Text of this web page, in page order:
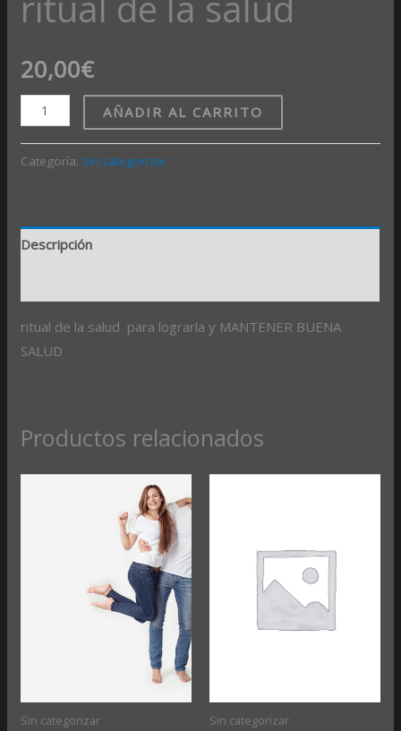
20,00€
AÑADIR AL CARRITO
Categoría: Sin categorizar
Descripción
ritual de la salud para lograrla y MANTENER BUENA
SALUD
Productos relacionados
Sin categorizar Sin categorizar